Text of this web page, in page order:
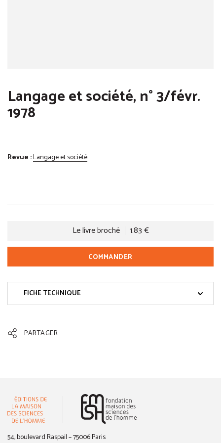
Langage et société, n° 3/févr.
1978
Revue :Langage et société
Le livre broché 1.83 €
COMMANDER
FICHE TECHNIQUE
PARTAGER
54, boulevard Raspail – 75006 Paris